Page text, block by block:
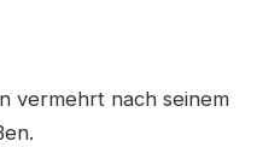
vermehrt nach seinem